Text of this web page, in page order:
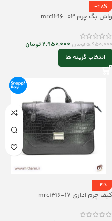
-48%
واش بگ چرم mrc1316-03
5,650,000تومان2,950,000تومان
انتخاب گزینه ها
-21%
کیف چرم اداری mrc1316-17